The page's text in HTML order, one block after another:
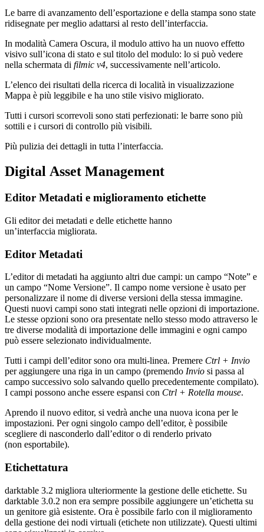
Le barre di avanzamento dell’esportazione e della stampa sono state
ridisegnate per meglio adattarsi al resto dell’interfaccia.
In modalità Camera Oscura, il modulo attivo ha un nuovo effetto
visivo sull’icona di stato e sul titolo del modulo: lo si può vedere
nella schermata di filmic v4, successivamente nell’articolo.
L’elenco dei risultati della ricerca di località in visualizzazione
Mappa è più leggibile e ha uno stile visivo migliorato.
Tutti i cursori scorrevoli sono stati perfezionati: le barre sono più
sottili e i cursori di controllo più visibili.
Più pulizia dei dettagli in tutta l’interfaccia.
Digital Asset Management
Editor Metadati e miglioramento etichette
Gli editor dei metadati e delle etichette hanno
un’interfaccia migliorata.
Editor Metadati
L’editor di metadati ha aggiunto altri due campi: un campo “Note” e
un campo “Nome Versione”. Il campo nome versione è usato per
personalizzare il nome di diverse versioni della stessa immagine.
Questi nuovi campi sono stati integrati nelle opzioni di importazione.
Le stesse opzioni sono ora presentate nello stesso modo attraverso le
tre diverse modalità di importazione delle immagini e ogni campo
può essere selezionato individualmente.
Tutti i campi dell’editor sono ora multi-linea. Premere Ctrl + Invio
per aggiungere una riga in un campo (premendo Invio si passa al
campo successivo solo salvando quello precedentemente compilato).
I campi possono anche essere espansi con Ctrl + Rotella mouse.
Aprendo il nuovo editor, si vedrà anche una nuova icona per le
impostazioni. Per ogni singolo campo dell’editor, è possibile
scegliere di nasconderlo dall’editor o di renderlo privato
(non esportabile).
Etichettatura
darktable 3.2 migliora ulteriormente la gestione delle etichette. Su
darktable 3.0.2 non era sempre possibile aggiungere un’etichetta su
un genitore già esistente. Ora è possibile farlo con il miglioramento
della gestione dei nodi virtuali (etichete non utilizzate). Questi ultimi